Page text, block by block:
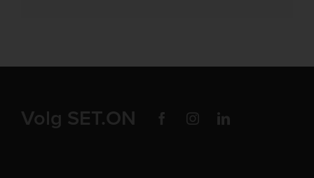
Volg SET.ON